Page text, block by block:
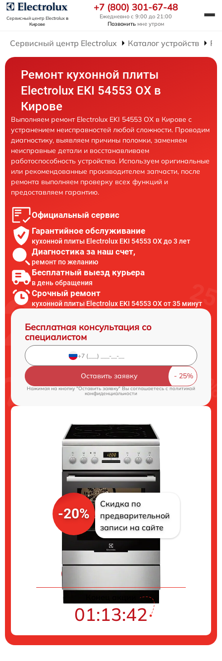
Сервисный центр Electroluxв
Кирове
+7 (800) 301-67-48
Ежедневно с 9:00 до 21:00
Позвонить мне утром
Сервисный центр Electrolux Каталог устройств
Ремонт кухонной плиты
Electrolux EKI 54553 OX в
Кирове
Выполняем ремонт Electrolux EKI 54553 OX в Кирове с
устранением неисправностей любой сложности. Проводим
диагностику, выявляем причины поломки, заменяем
неисправные детали и восстанавливаем
работоспособность устройства. Используем оригинальные
или рекомендованные производителем запчасти, после
ремонта выполняем проверку всех функций и
предоставляем гарантию.
Официальный сервис
Гарантийное обслуживание
кухонной плиты Electrolux EKI 54553 OX до 3 лет
Диагностика за наш счет,
ремонт по желанию
Бесплатный выезд курьера
в день обращения
Срочный ремонт
кухонной плиты Electrolux EKI 54553 OX от 35 минут
Бесплатная консультация со
специалистом
Оставить заявку
Нажимая на кнопку "Оставить заявку" Вы соглашаетесь cполитикой
конфиденциальности
-20%
Скидка по
предварительной
записи на сайте
01:13:41